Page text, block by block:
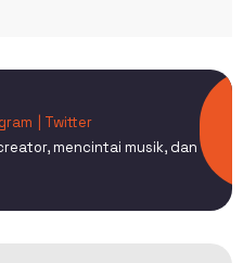
| Twitter
mencintai musik, dan